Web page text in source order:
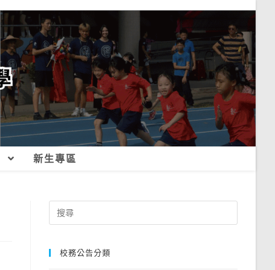
新生專區
Search
for:
校務公告分類